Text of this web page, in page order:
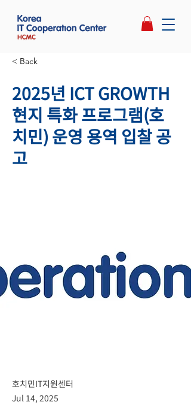
< Back
2025년 ICT GROWTH
현지 특화 프로그램(호
치민) 운영 용역 입찰 공
고
호치민IT지원센터
Jul 14, 2025